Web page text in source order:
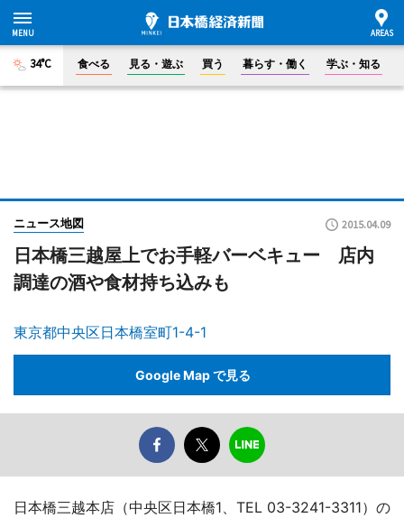
34°C 食べる 見る・遊ぶ 買う 暮らす・働く 学ぶ・知る
ニュース地図 2015.04.09
日本橋三越屋上でお手軽バーベキュー 店内
調達の酒や食材持ち込みも
東京都中央区日本橋室町1-4-1
Google Map で見る
日本橋三越本店（中央区日本橋1、TEL 03-3241-3311）の